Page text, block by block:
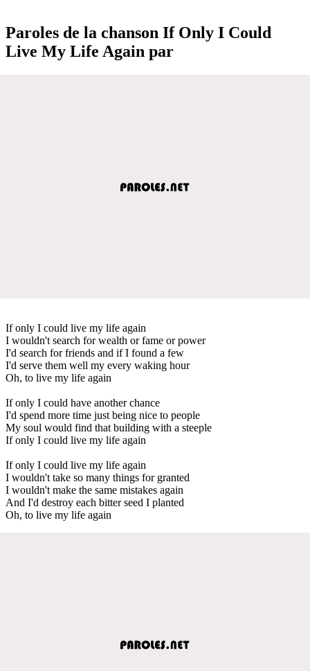
Paroles de la chanson If Only I Could
Live My Life Again par
If only I could live my life again
I wouldn't search for wealth or fame or power
I'd search for friends and if I found a few
I'd serve them well my every waking hour
Oh, to live my life again
If only I could have another chance
I'd spend more time just being nice to people
My soul would find that building with a steeple
If only I could live my life again
If only I could live my life again
I wouldn't take so many things for granted
I wouldn't make the same mistakes again
And I'd destroy each bitter seed I planted
Oh, to live my life again